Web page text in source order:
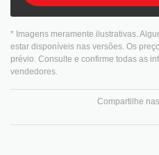
* Imagens meramente ilustrativas.
estar disponíveis nas versões. Os
prévio. Consulte e confirme todas as
vendedores.
Compartilhe